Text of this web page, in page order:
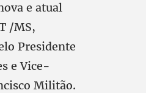
e atual
/MS,
Presidente
e Vice-
Militão.